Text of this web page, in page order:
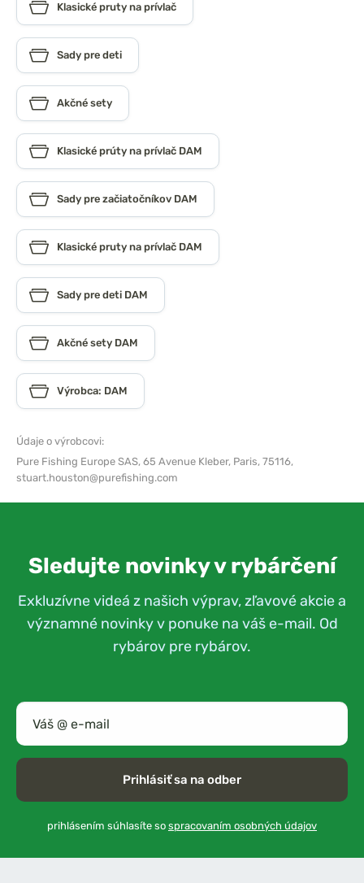
Klasické pruty na prívlač
Sady pre deti
Akčné sety
Klasické prúty na prívlač DAM
Sady pre začiatočníkov DAM
Klasické pruty na prívlač DAM
Sady pre deti DAM
Akčné sety DAM
Výrobca: DAM
Údaje o výrobcovi:
Pure Fishing Europe SAS, 65 Avenue Kleber, Paris, 75116,
stuart.houston@purefishing.com
Sledujte novinky v rybárčení
Exkluzívne videá z našich výprav, zľavové akcie a
významné novinky v ponuke na váš e-mail. Od
rybárov pre rybárov.
Prihlásiť sa na odber
prihlásením súhlasíte so spracovaním osobných údajov